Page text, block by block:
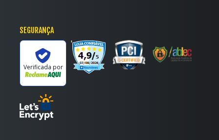
SEGURANÇA
Verificada por
'